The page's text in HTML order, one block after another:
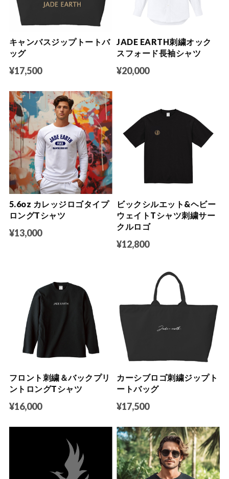
キャンバスジップトートバ
ッグ
¥17,500
JADE EARTH刺繍オック
スフォード長袖シャツ
¥20,000
5.6oz カレッジロゴタイプ
ロングTシャツ
¥13,000
ビックシルエット&ヘビー
ウェイトTシャツ刺繍サー
クルロゴ
¥12,800
フロント刺繍＆バックプリ
ントロングTシャツ
¥16,000
カーシブロゴ刺繍ジップト
ートバッグ
¥17,500